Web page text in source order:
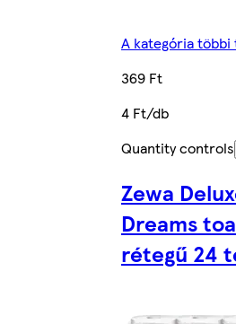
A kategória
369 Ft
4 Ft/db
Quantity controls
Zewa
Dreams
rétegű 24